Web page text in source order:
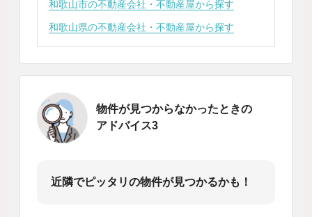
和歌山市の不動産会社・不動産屋から探す
和歌山県の不動産会社・不動産屋から探す
物件が見つからなかったときの
アドバイス3
近隣でピッタリの物件が見つかるかも！